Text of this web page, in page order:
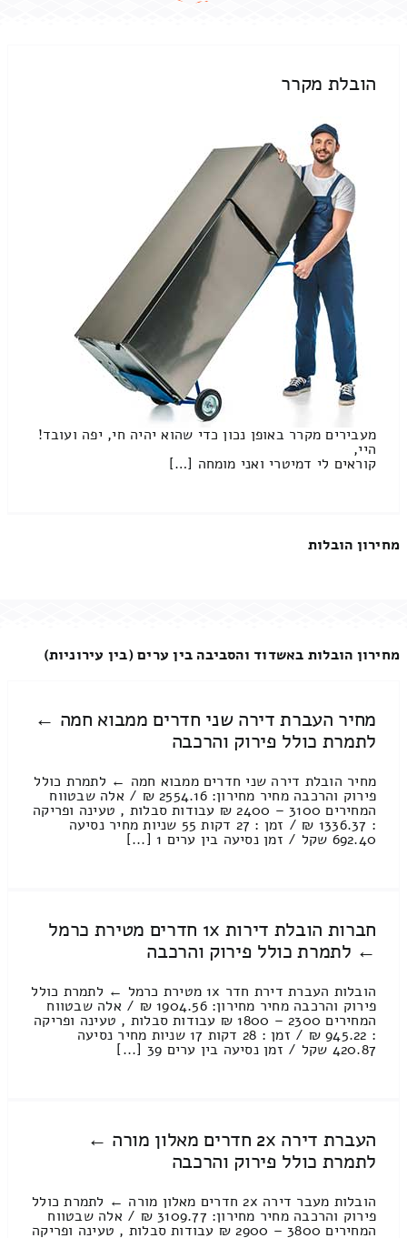
הובלת מקרר
מעבירים מקרר באופן נכון כדי שהוא יהיה חי, יפה ועובד!
היי,
קוראים לי דמיטרי ואני מומחה […]
מחירון הובלות
מחירון הובלות באשדוד והסביבה בין ערים (בין עירוניות)
מחיר העברת דירה שני חדרים ממבוא חמה ←
לתמרת כולל פירוק והרכבה
מחיר הובלת דירה שני חדרים ממבוא חמה ← לתמרת כולל
פירוק והרכבה מחיר מחירון: 2554.16 ₪ / אלה שבטווח
המחירים 3100 – 2400 ₪ עבודות סבלות , טעינה ופריקה
: 1336.37 ₪ / זמן : 27 דקות 55 שניות מחיר נסיעה
692.40 שקל / זמן נסיעה בין ערים 1 [...]
חברות הובלת דירות 1x חדרים מטירת כרמל
← לתמרת כולל פירוק והרכבה
הובלות העברת דירת חדר 1x מטירת כרמל ← לתמרת כולל
פירוק והרכבה מחיר מחירון: 1904.56 ₪ / אלה שבטווח
המחירים 2300 – 1800 ₪ עבודות סבלות , טעינה ופריקה
: 945.22 ₪ / זמן : 28 דקות 17 שניות מחיר נסיעה
420.87 שקל / זמן נסיעה בין ערים 39 [...]
העברת דירה 2x חדרים מאלון מורה ←
לתמרת כולל פירוק והרכבה
הובלות מעבר דירה 2x חדרים מאלון מורה ← לתמרת כולל
פירוק והרכבה מחיר מחירון: 3109.77 ₪ / אלה שבטווח
המחירים 3800 – 2900 ₪ עבודות סבלות , טעינה ופריקה